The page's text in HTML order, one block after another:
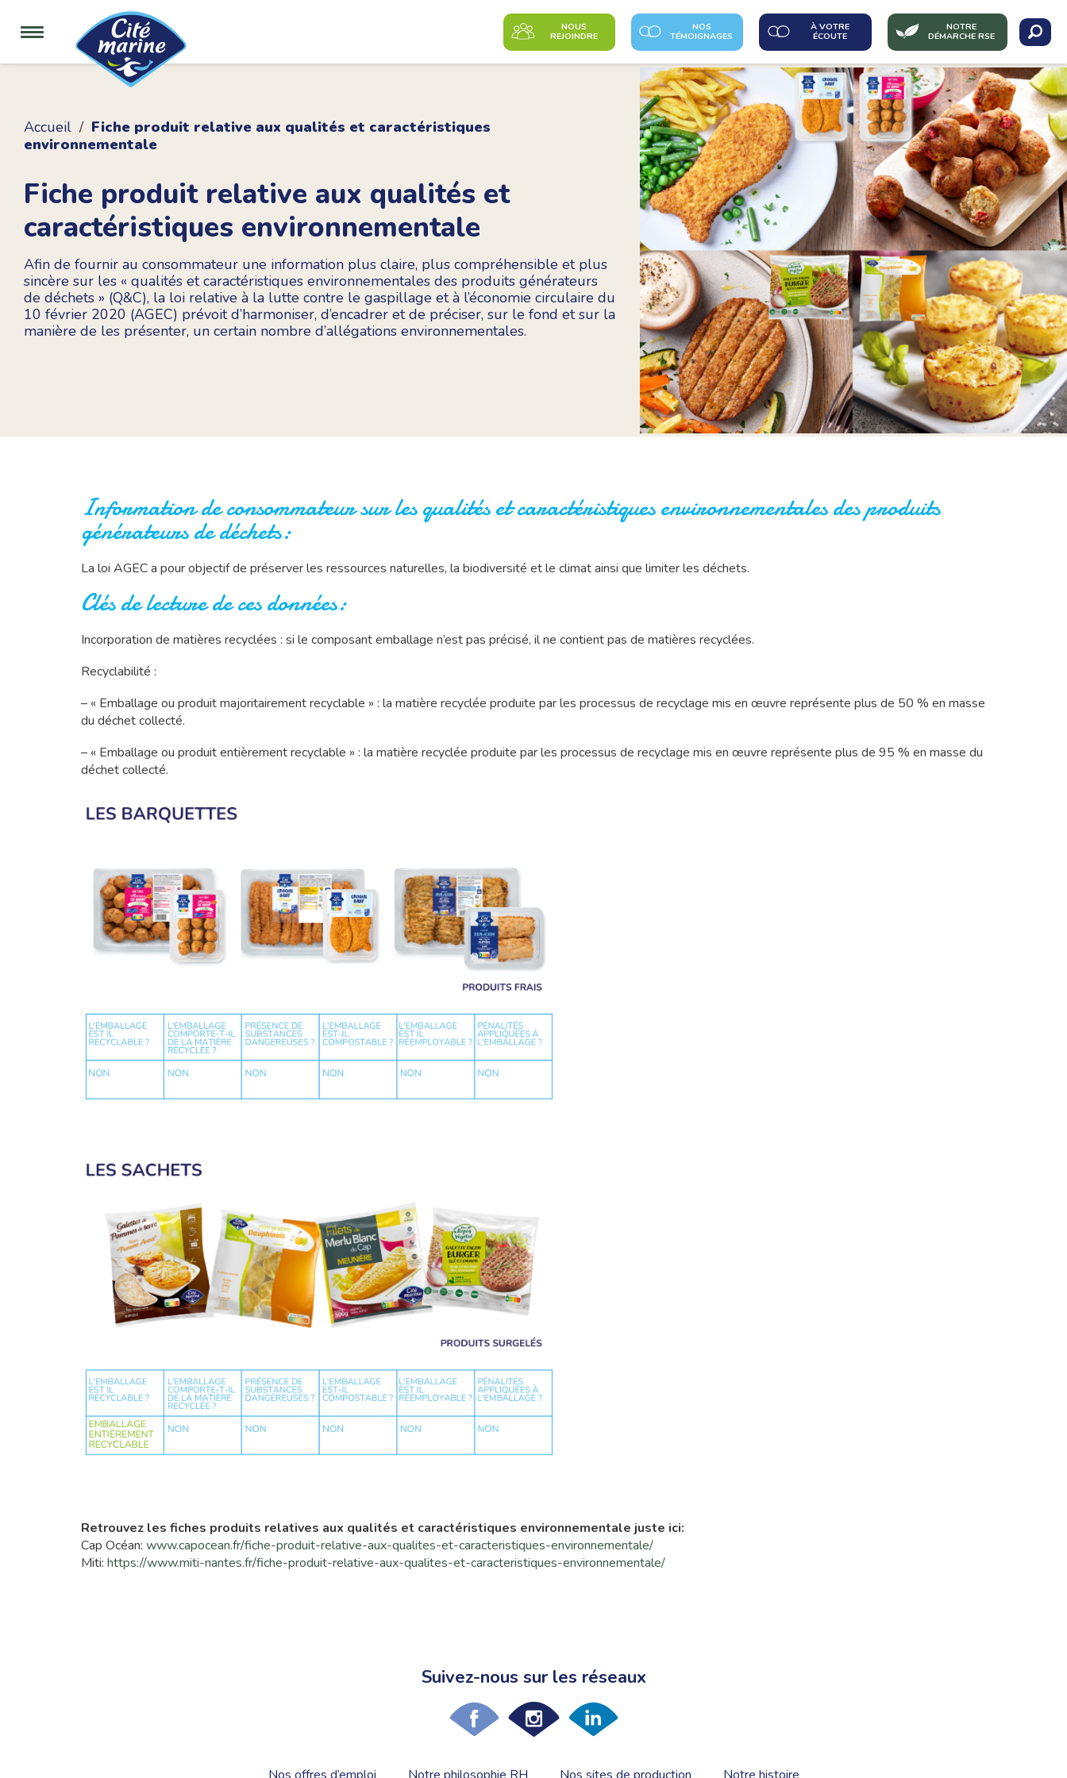
NOUS
REJOINDRE
NOS
TÉMOIGNAGES
À VOTRE
ÉCOUTE
NOTRE
DÉMARCHE RSE
Accueil
Fiche produit relative aux qualités et caractéristiques
environnementale
Fiche produit relative aux qualités et
caractéristiques environnementale
Afin de fournir au consommateur une information plus claire, plus compréhensible et plus
sincère sur les « qualités et caractéristiques environnementales des produits générateurs
de déchets » (Q&C), la loi relative à la lutte contre le gaspillage et à l’économie circulaire du
10 février 2020 (AGEC) prévoit d’harmoniser, d’encadrer et de préciser, sur le fond et sur la
manière de les présenter, un certain nombre d’allégations environnementales.
Information de consommateur sur les qualités et caractéristiques environnementales des produits
générateurs de déchets:
La loi AGEC a pour objectif de préserver les ressources naturelles, la biodiversité et le climat ainsi que limiter les déchets.
Clés de lecture de ces données:
Incorporation de matières recyclées : si le composant emballage n’est pas précisé, il ne contient pas de matières recyclées.
Recyclabilité :
– « Emballage ou produit majoritairement recyclable » : la matière recyclée produite par les processus de recyclage mis en œuvre représente plus de 50 % en masse
du déchet collecté.
– « Emballage ou produit entièrement recyclable » : la matière recyclée produite par les processus de recyclage mis en œuvre représente plus de 95 % en masse du
déchet collecté.
Retrouvez les fiches produits relatives aux qualités et caractéristiques environnementale juste ici:
Cap Océan: www.capocean.fr/fiche-produit-relative-aux-qualites-et-caracteristiques-environnementale/
Miti: https://www.miti-nantes.fr/fiche-produit-relative-aux-qualites-et-caracteristiques-environnementale/
Suivez-nous sur les réseaux